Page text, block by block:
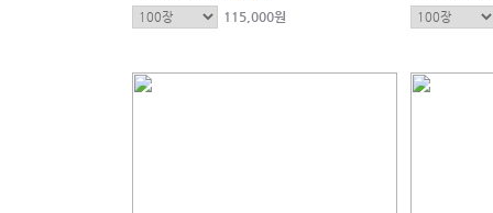
115,000원